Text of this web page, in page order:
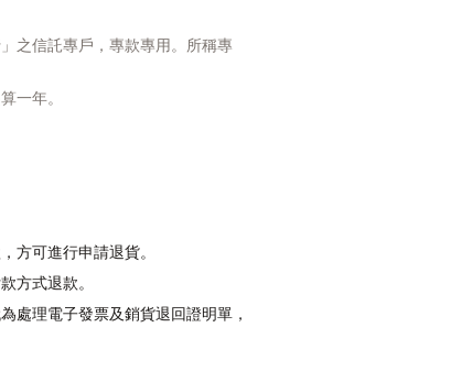
之信託專戶，專款專用。所稱專
一年。
方可進行申請退貨。
方式退款。
處理電子發票及銷貨退回證明單，